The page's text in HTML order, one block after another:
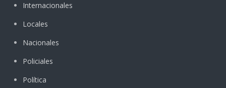
Internacionales
Locales
Nacionales
Policiales
Política